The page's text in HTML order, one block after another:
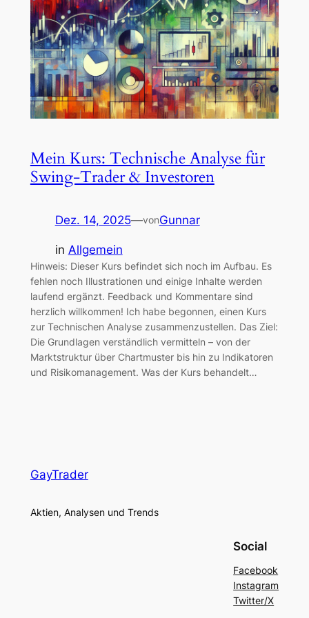
Mein Kurs: Technische Analyse für
Swing-Trader & Investoren
Dez. 14, 2025—vonGunnar
in Allgemein
Hinweis: Dieser Kurs befindet sich noch im Aufbau. Es
fehlen noch Illustrationen und einige Inhalte werden
laufend ergänzt. Feedback und Kommentare sind
herzlich willkommen! Ich habe begonnen, einen Kurs
zur Technischen Analyse zusammenzustellen. Das Ziel:
Die Grundlagen verständlich vermitteln – von der
Marktstruktur über Chartmuster bis hin zu Indikatoren
und Risikomanagement. Was der Kurs behandelt…
GayTrader
Aktien, Analysen und Trends
Social
Facebook
Instagram
Twitter/X